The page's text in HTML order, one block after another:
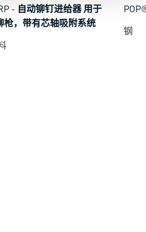
- 自动铆钉进给器 用于
枪，带有芯轴吸附系统
钢